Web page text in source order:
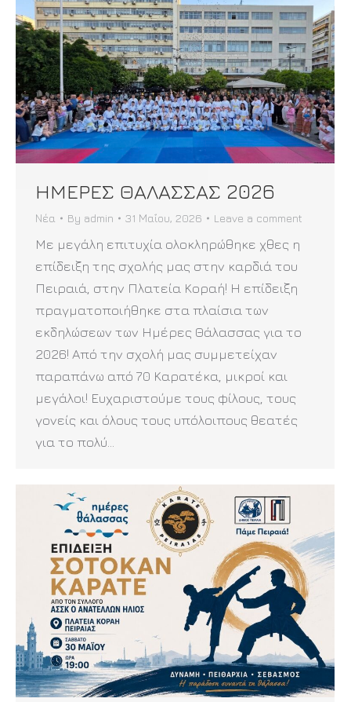
ΗΜΕΡΕΣ ΘΑΛΑΣΣΑΣ 2026
Νέα By admin 31 Μαΐου, 2026 Leave a comment
Με μεγάλη επιτυχία ολοκληρώθηκε χθες η
επίδειξη της σχολής μας στην καρδιά του
Πειραιά, στην Πλατεία Κοραή! Η επίδειξη
πραγματοποιήθηκε στα πλαίσια των
εκδηλώσεων των Ημέρες Θάλασσας για το
2026! Από την σχολή μας συμμετείχαν
παραπάνω από 70 Καρατέκα, μικροί και
μεγάλοι! Ευχαριστούμε τους φίλους, τους
γονείς και όλους τους υπόλοιπους θεατές
για το πολύ…